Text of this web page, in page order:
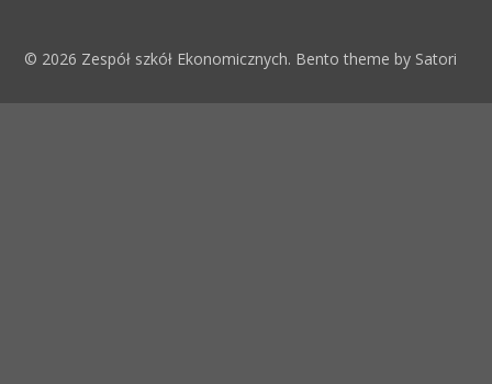
© 2026 Zespół szkół Ekonomicznych. Bento theme by Satori